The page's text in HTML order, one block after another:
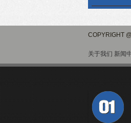
COPYRIGHT
关于我们 新闻